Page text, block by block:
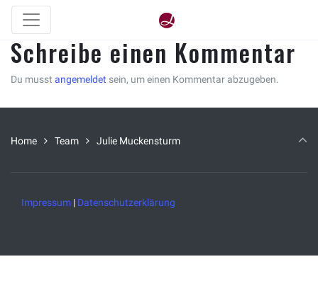
Schreibe einen Kommentar
Du musst angemeldet sein, um einen Kommentar abzugeben.
Home Team Julie Muckensturm
Impressum | Datenschutzerklärung